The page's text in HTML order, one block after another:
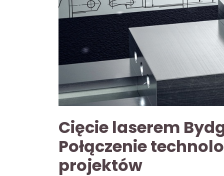
Cięcie laserem
Połączenie
projektów